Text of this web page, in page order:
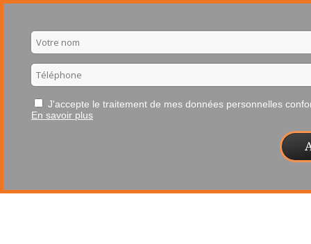
J'accepte le traitement de mes données personnelles
En savoir plus